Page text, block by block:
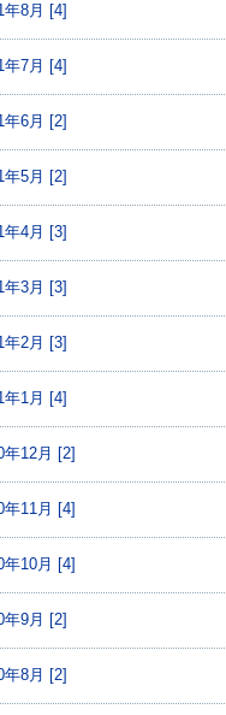
年8月 [4]
年7月 [4]
年6月 [2]
年5月 [2]
年4月 [3]
年3月 [3]
年2月 [3]
年1月 [4]
年12月 [2]
年11月 [4]
年10月 [4]
年9月 [2]
年8月 [2]